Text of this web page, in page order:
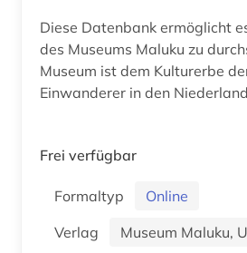
Diese Datenbank ermöglicht
des Museums Maluku zu
Museum ist dem Kulturerbe
Einwanderer in den
Frei verfügbar
Formaltyp
Online
Verlag
Museum Maluku,